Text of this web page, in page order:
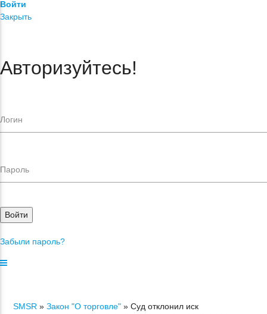
Войти
Закрыть
Авторизуйтесь!
Войти
Забыли пароль?
SMSR »Закон "О торговле" » Суд отклонил иск